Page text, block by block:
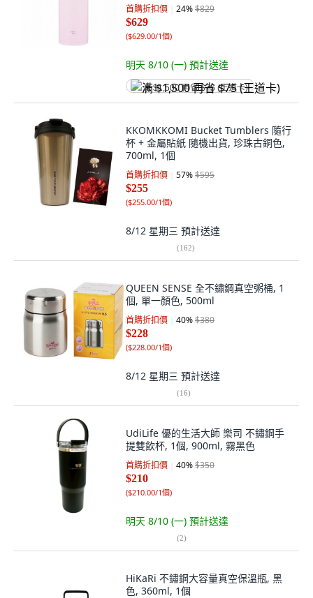
首購折扣價 24%$829
$629
($629.00/1個)
明天 8/10 (一) 預計送達
满 $1,500 再省 $75 (王道卡)
KKOMKKOMI Bucket Tumblers 隨行
杯 + 金屬貼紙 隨機出貨, 珍珠古銅色,
700ml, 1個
首購折扣價 57%$595
$255
($255.00/1個)
8/12 星期三 預計送達
(162)
QUEEN SENSE 全不鏽鋼真空粥桶, 1
個, 單一顏色, 500ml
首購折扣價 40%$380
$228
($228.00/1個)
8/12 星期三 預計送達
(16)
UdiLife 優的生活大師 樂司 不鏽鋼手
提雙飲杯, 1個, 900ml, 霧黑色
首購折扣價 40%$350
$210
($210.00/1個)
明天 8/10 (一) 預計送達
(2)
HiKaRi 不鏽鋼大容量真空保溫瓶, 黑
色, 360ml, 1個